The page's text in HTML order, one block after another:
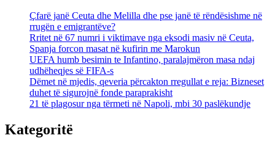
Çfarë janë Ceuta dhe Melilla dhe pse janë të rëndësishme në
rrugën e emigrantëve?
Rritet në 67 numri i viktimave nga eksodi masiv në Ceuta,
Spanja forcon masat në kufirin me Marokun
UEFA humb besimin te Infantino, paralajmëron masa ndaj
udhëheqjes së FIFA-s
Dëmet në mjedis, qeveria përcakton rregullat e reja: Bizneset
duhet të sigurojnë fonde paraprakisht
21 të plagosur nga tërmeti në Napoli, mbi 30 paslëkundje
Kategoritë